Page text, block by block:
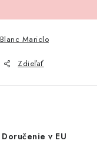
Blanc Mariclo
Zdieľať
Doručenie v EU